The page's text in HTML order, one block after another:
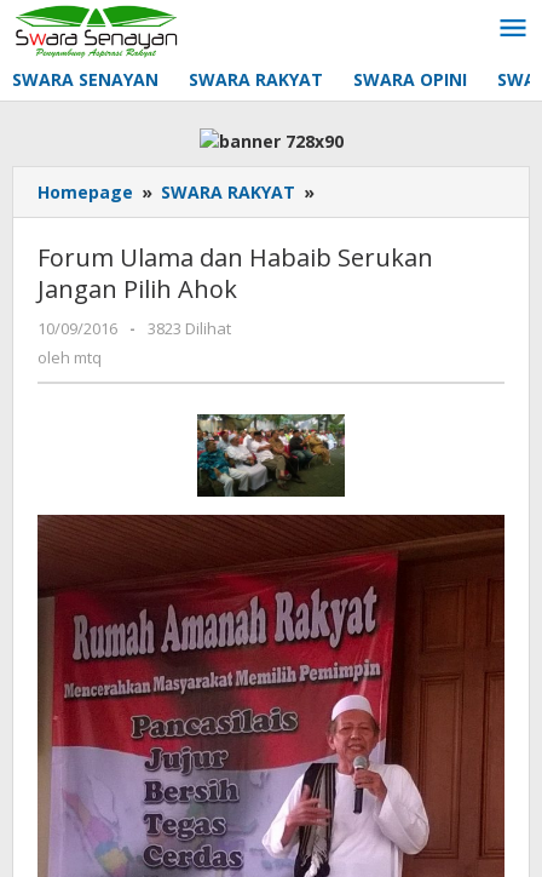
Lewati
ke
konten
SWARA SENAYAN SWARA RAKYAT SWARA OPINI
Homepage » SWARA RAKYAT »
Ulama
Habaib
Forum Ulama dan Habaib Serukan
Jangan Pilih Ahok
10/09/2016
oleh
-
3823 Dilihat
oleh mtq